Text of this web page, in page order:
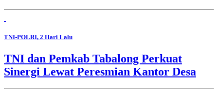
TNI-POLRI, 2 Hari Lalu
TNI dan Pemkab Tabalong Perkuat
Sinergi Lewat Peresmian Kantor Desa